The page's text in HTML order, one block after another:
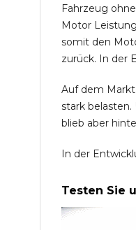
Fahrzeug
Motor
somit den
zurück. In der
Auf dem
stark
blieb aber
In der
Testen Sie